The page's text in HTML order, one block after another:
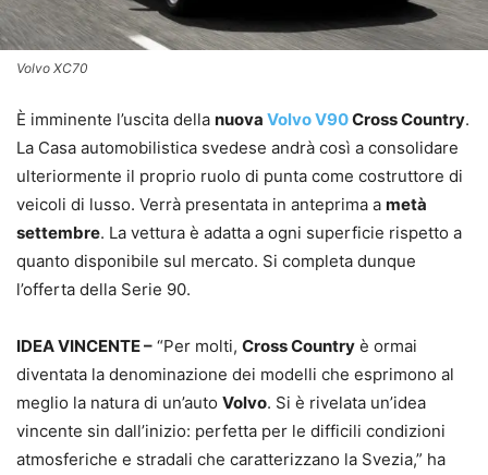
Volvo XC70
È imminente l’uscita della nuova Volvo V90Cross Country.
La Casa automobilistica svedese andrà così a consolidare
ulteriormente il proprio ruolo di punta come costruttore di
veicoli di lusso. Verrà presentata in anteprima a metà
settembre. La vettura è adatta a ogni superficie rispetto a
quanto disponibile sul mercato. Si completa dunque
l’offerta della Serie 90.
IDEA VINCENTE – “Per molti, Cross Country è ormai
diventata la denominazione dei modelli che esprimono al
meglio la natura di un’auto Volvo. Si è rivelata un’idea
vincente sin dall’inizio: perfetta per le difficili condizioni
atmosferiche e stradali che caratterizzano la Svezia,” ha